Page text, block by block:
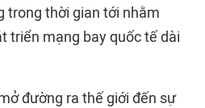
trong thời gian tới nhằm
triển mạng bay quốc tế dài
đường ra thế giới đến sự